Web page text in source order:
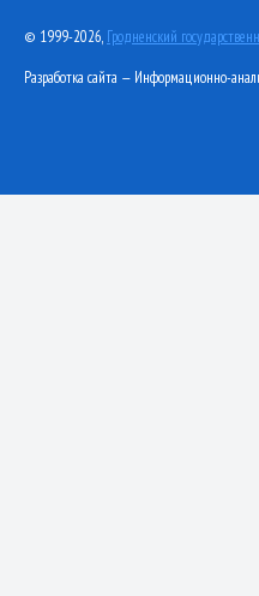
© 1999-2026, Гродненский
Разработка сайта — Информационно-